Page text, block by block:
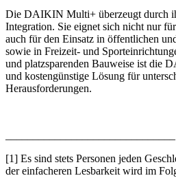
Die DAIKIN Multi+ überzeugt durch
Integration. Sie eignet sich nicht nur
auch für den Einsatz in öffentlichen
sowie in Freizeit- und
und platzsparenden Bauweise ist die
und kostengünstige Lösung für
Herausforderungen.
[1] Es sind stets Personen jeden
der einfacheren Lesbarkeit wird im